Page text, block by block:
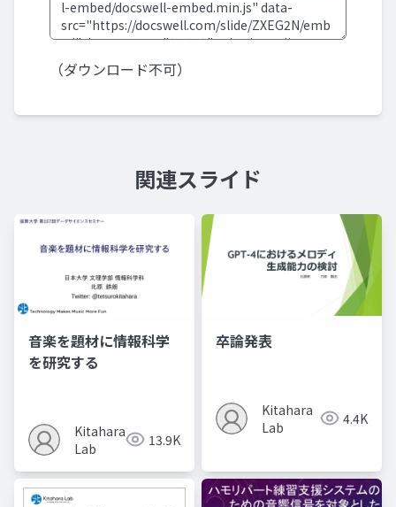
（ダウンロード不可）
関連スライド
音楽を題材に情報科学
を研究する
Kitahara
Lab
13.9K
卒論発表
Kitahara
Lab
4.4K